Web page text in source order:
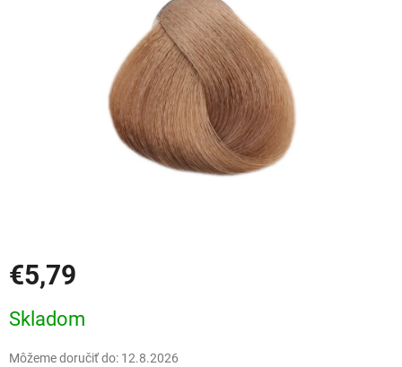
€5,79
cena:
Skladom
Môžeme doručiť do: 12.8.2026